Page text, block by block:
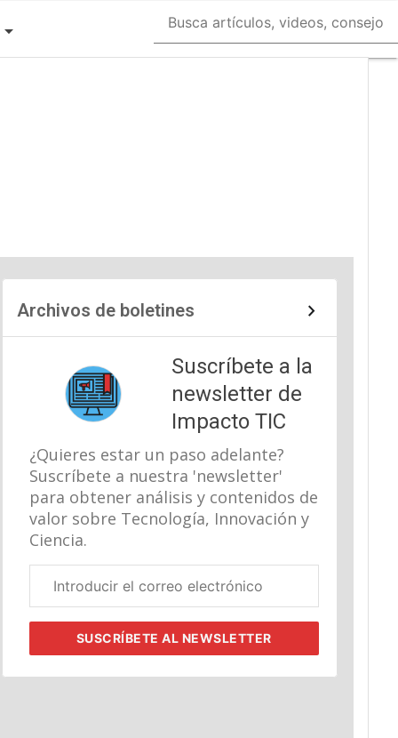
Archivos de boletines
Suscríbete a la
newsletter de
Impacto TIC
¿Quieres estar un paso adelante?
Suscríbete a nuestra 'newsletter'
para obtener análisis y contenidos de
valor sobre Tecnología, Innovación y
Ciencia.
electrónico
SUSCRÍBETEAL NEWSLETTER